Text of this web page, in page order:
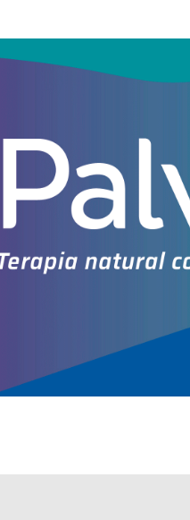
de glucosuria
presentación
Otros productos de